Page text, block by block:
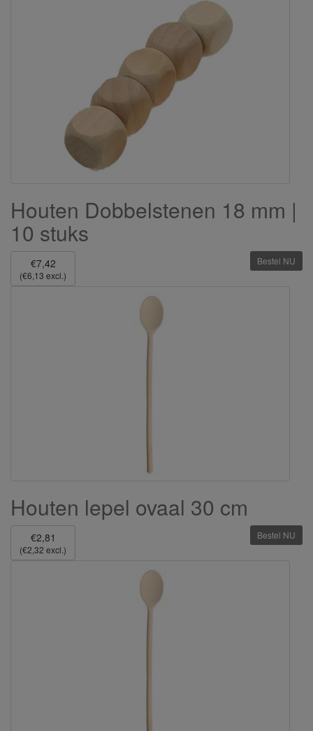
Houten Dobbelstenen 18 mm |
10 stuks
€7,42
(€6,13 excl.)
Bestel NU
Houten lepel ovaal 30 cm
€2,81
(€2,32 excl.)
Bestel NU